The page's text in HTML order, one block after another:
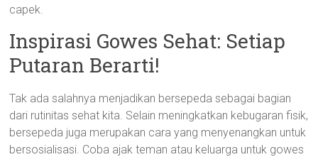
capek.
Inspirasi Gowes Sehat: Setiap
Putaran Berarti!
Tak ada salahnya menjadikan bersepeda sebagai bagian
dari rutinitas sehat kita. Selain meningkatkan kebugaran fisik,
bersepeda juga merupakan cara yang menyenangkan untuk
bersosialisasi. Coba ajak teman atau keluarga untuk gowes